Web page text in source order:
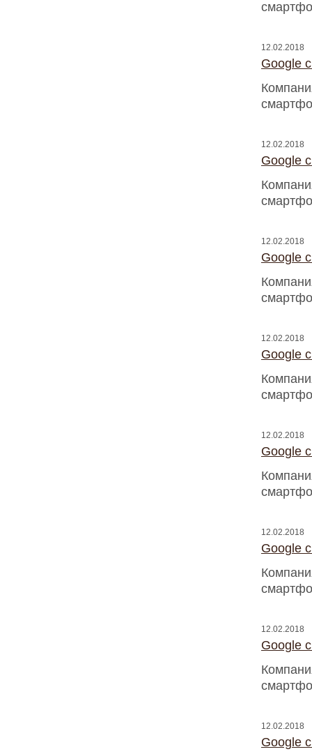
12.02.2018
Google
12.02.2018
Google
12.02.2018
Google
12.02.2018
Google
12.02.2018
Google
12.02.2018
Google
12.02.2018
Google
12.02.2018
Google